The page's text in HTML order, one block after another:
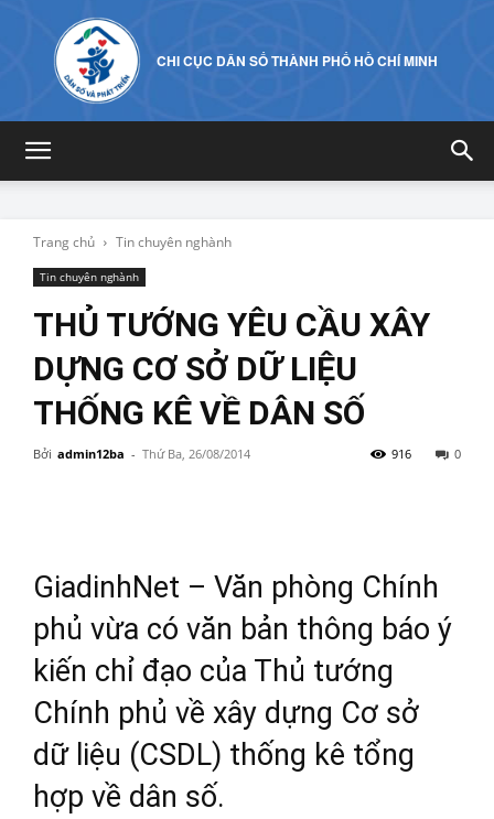
CHI CỤC DÂN SỐ THÀNH PHỐ HỒ CHÍ MINH
Trang chủ Tin chuyên nghành
Tin chuyên nghành
THỦ TƯỚNG YÊU CẦU XÂY
DỰNG CƠ SỞ DỮ LIỆU
THỐNG KÊ VỀ DÂN SỐ
Bởi admin12ba - Thứ Ba, 26/08/2014 0
916
GiadinhNet – Văn phòng Chính
phủ vừa có văn bản thông báo ý
kiến chỉ đạo của Thủ tướng
Chính phủ về xây dựng Cơ sở
dữ liệu (CSDL) thống kê tổng
hợp về dân số.